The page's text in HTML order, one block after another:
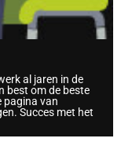
al jaren in de
best om de beste
pagina van
Succes met het